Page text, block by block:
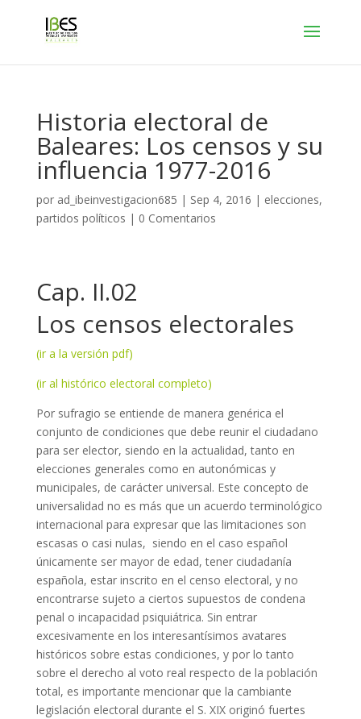
Historia electoral de
Baleares: Los censos y su
influencia 1977-2016
por ad_ibeinvestigacion685 | Sep 4, 2016 | elecciones,
partidos políticos | 0 Comentarios
Cap. II.02
Los censos electorales
(ir a la versión pdf)
(ir al histórico electoral completo)
Por sufragio se entiende de manera genérica el
conjunto de condiciones que debe reunir el ciudadano
para ser elector, siendo en la actualidad, tanto en
elecciones generales como en autonómicas y
municipales, de carácter universal. Este concepto de
universalidad no es más que un acuerdo terminológico
internacional para expresar que las limitaciones son
escasas o casi nulas, siendo en el caso español
únicamente ser mayor de edad, tener ciudadanía
española, estar inscrito en el censo electoral, y no
encontrarse sujeto a ciertos supuestos de condena
penal o incapacidad psiquiátrica. Sin entrar
excesivamente en los interesantísimos avatares
históricos sobre estas condiciones, y por lo tanto
sobre el derecho al voto real respecto de la población
total, es importante mencionar que la cambiante
legislación electoral durante el S. XIX originó fuertes